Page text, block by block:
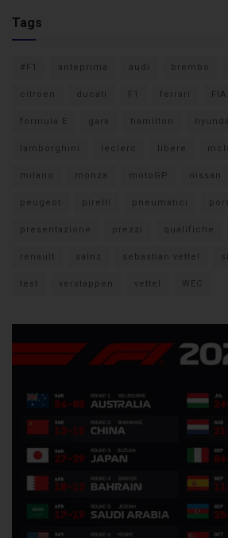
Tags
#F1 anteprima audi brembo
citroen ducati F1 ferrari FIA
formula E gara hamilton
lamborghini leclerc libere
milano monza motoGP nissan
peugeot pirelli pneumatici
presentazione prezzi qualifiche
renault sainz sebastian vettel
test verstappen vettel WEC